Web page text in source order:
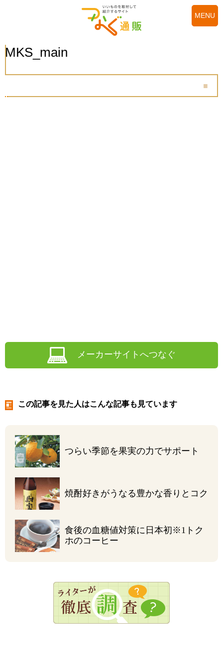
MENU
MKS_main
メーカーサイトへつなぐ
この記事を見た人はこんな記事も見ています
つらい季節を果実の力でサポート
焼酎好きがうなる豊かな香りとコク
食後の血糖値対策に 日本初 ※1 トク
ホのコーヒー